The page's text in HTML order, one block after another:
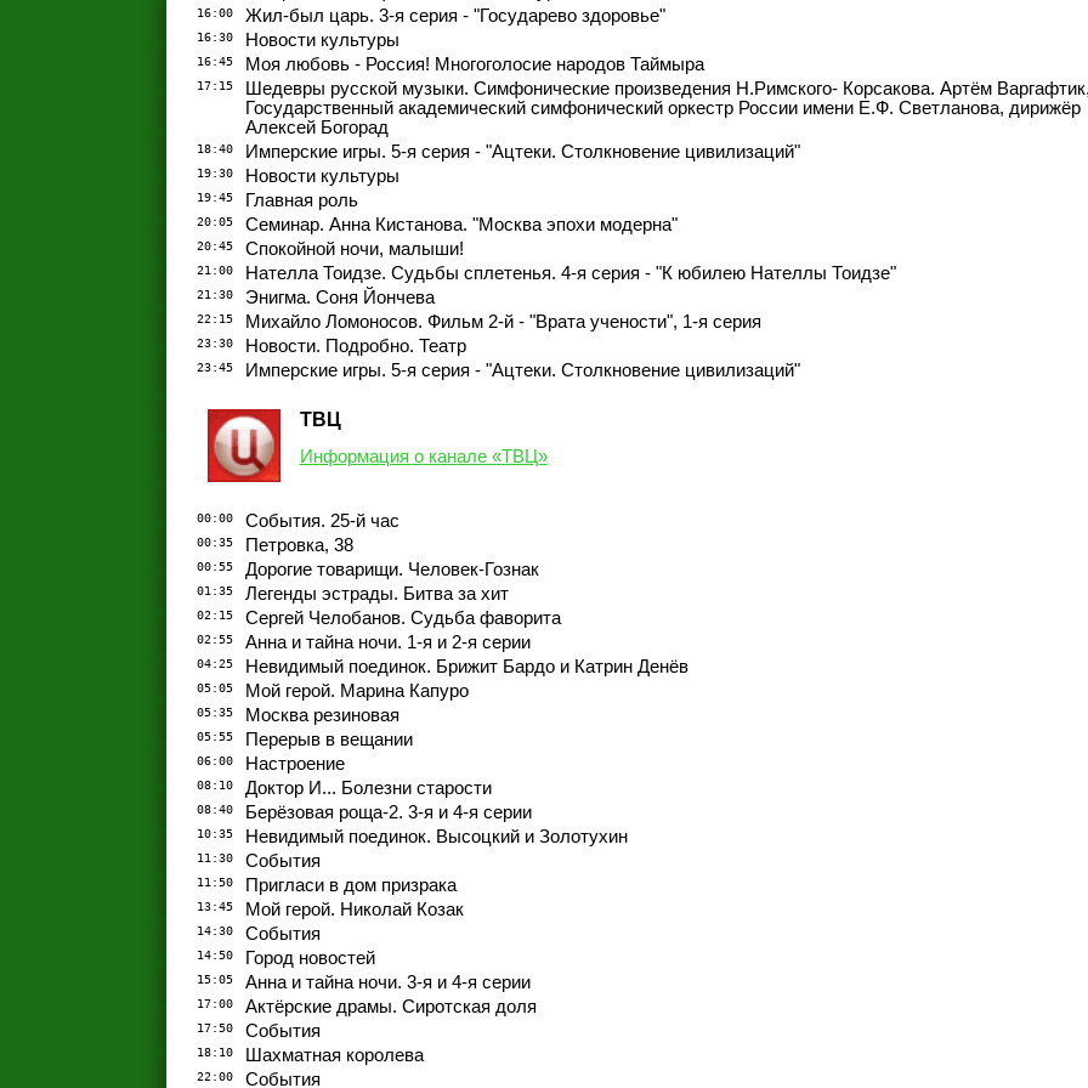
16:00 Жил-был царь. 3-я серия - "Государево здоровье"
16:30 Новости культуры
16:45 Моя любовь - Россия! Многоголосие народов Таймыра
17:15
Шедевры русской музыки. Симфонические произведения Н.Римского- Корсакова. Артём
Государственный академический симфонический оркестр России имени Е.Ф. Светланова, дирижёр
Алексей Богорад
18:40 Имперские игры. 5-я серия - "Ацтеки. Столкновение цивилизаций"
19:30 Новости культуры
19:45 Главная роль
20:05 Семинар. Анна Кистанова. "Москва эпохи модерна"
20:45 Спокойной ночи, малыши!
21:00 Нателла Тоидзе. Судьбы сплетенья. 4-я серия - "К юбилею Нателлы Тоидзе"
21:30 Энигма. Соня Йончева
22:15 Михайло Ломоносов. Фильм 2-й - "Врата учености", 1-я серия
23:30 Новости. Подробно. Театр
23:45 Имперские игры. 5-я серия - "Ацтеки. Столкновение цивилизаций"
ТВЦ
Информация о канале «ТВЦ»
00:00 События. 25-й час
00:35 Петровка, 38
00:55 Дорогие товарищи. Человек-Гознак
01:35 Легенды эстрады. Битва за хит
02:15 Сергей Челобанов. Судьба фаворита
02:55 Анна и тайна ночи. 1-я и 2-я серии
04:25 Невидимый поединок. Брижит Бардо и Катрин Денёв
05:05 Мой герой. Марина Капуро
05:35 Москва резиновая
05:55 Перерыв в вещании
06:00 Настроение
08:10 Доктор И... Болезни старости
08:40 Берёзовая роща-2. 3-я и 4-я серии
10:35 Невидимый поединок. Высоцкий и Золотухин
11:30 События
11:50 Пригласи в дом призрака
13:45 Мой герой. Николай Козак
14:30 События
14:50 Город новостей
15:05 Анна и тайна ночи. 3-я и 4-я серии
17:00 Актёрские драмы. Сиротская доля
17:50 События
18:10 Шахматная королева
22:00 События